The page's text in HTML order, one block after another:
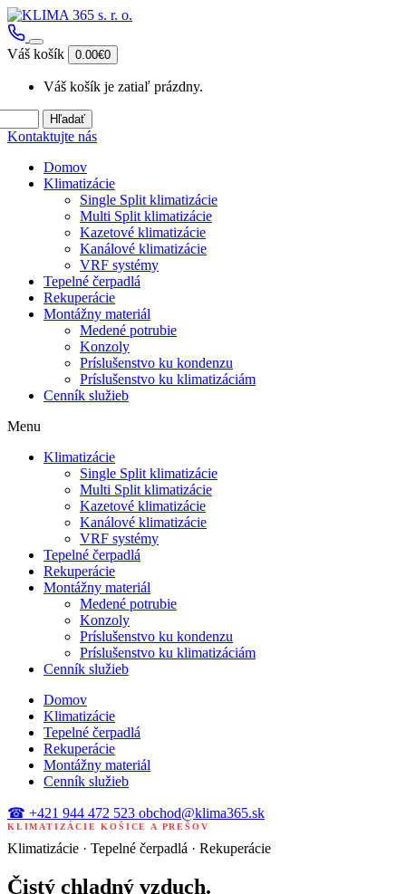
Váš košík 0.00€0
Váš košík je zatiaľ prázdny.
Hľadať
Kontaktujte nás
Domov
Klimatizácie
Single Split klimatizácie
Multi Split klimatizácie
Kazetové klimatizácie
Kanálové klimatizácie
VRF systémy
Tepelné čerpadlá
Rekuperácie
Montážny materiál
Medené potrubie
Konzoly
Príslušenstvo ku kondenzu
Príslušenstvo ku klimatizáciám
Cenník služieb
Menu
Klimatizácie
Single Split klimatizácie
Multi Split klimatizácie
Kazetové klimatizácie
Kanálové klimatizácie
VRF systémy
Tepelné čerpadlá
Rekuperácie
Montážny materiál
Medené potrubie
Konzoly
Príslušenstvo ku kondenzu
Príslušenstvo ku klimatizáciám
Cenník služieb
Domov
Klimatizácie
Tepelné čerpadlá
Rekuperácie
Montážny materiál
Cenník služieb
☎ +421 944 472 523 obchod@klima365.sk
KLIMATIZÁCIE KOŠICE A PREŠOV
Klimatizácie · Tepelné čerpadlá · Rekuperácie
Čistý chladný vzduch.